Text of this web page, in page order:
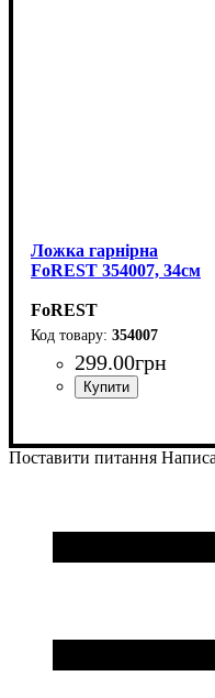
Ложка гарнірна
FoREST 354007, 34см
FoREST
354007
299.00грн
Поставити питання